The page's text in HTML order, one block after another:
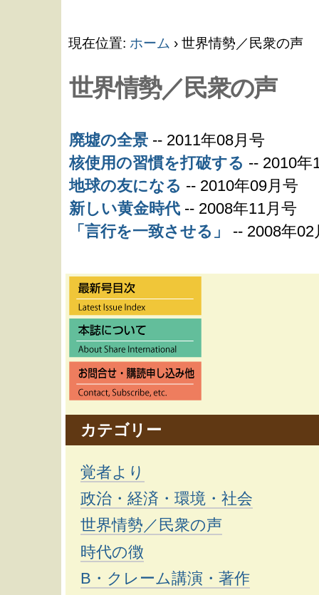
ン
テ
ン
ツ
に
飛
ぶ
ナ
ビ
ゲ
ー
現在位置: ホーム ›世界情勢／民衆の声
世界情勢／民衆の声
廃墟の全景 -- 2011年08月号
核使用の習慣を打破する -- 2010年
地球の友になる -- 2010年09月号
新しい黄金時代 -- 2008年11月号
「言行を一致させる」
-- 2008年02
カテゴリー
覚者より
政治・経済・環境・社会
世界情勢／民衆の声
時代の徴
B・クレーム講演・著作